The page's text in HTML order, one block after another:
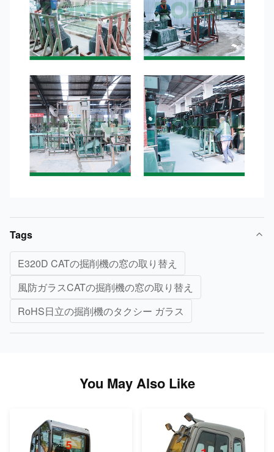
Tags
E320D CATの掘削機の窓の取り替え
風防ガラスCATの掘削機の窓の取り替え
RoHS日立の掘削機のタクシー ガラス
You May Also Like